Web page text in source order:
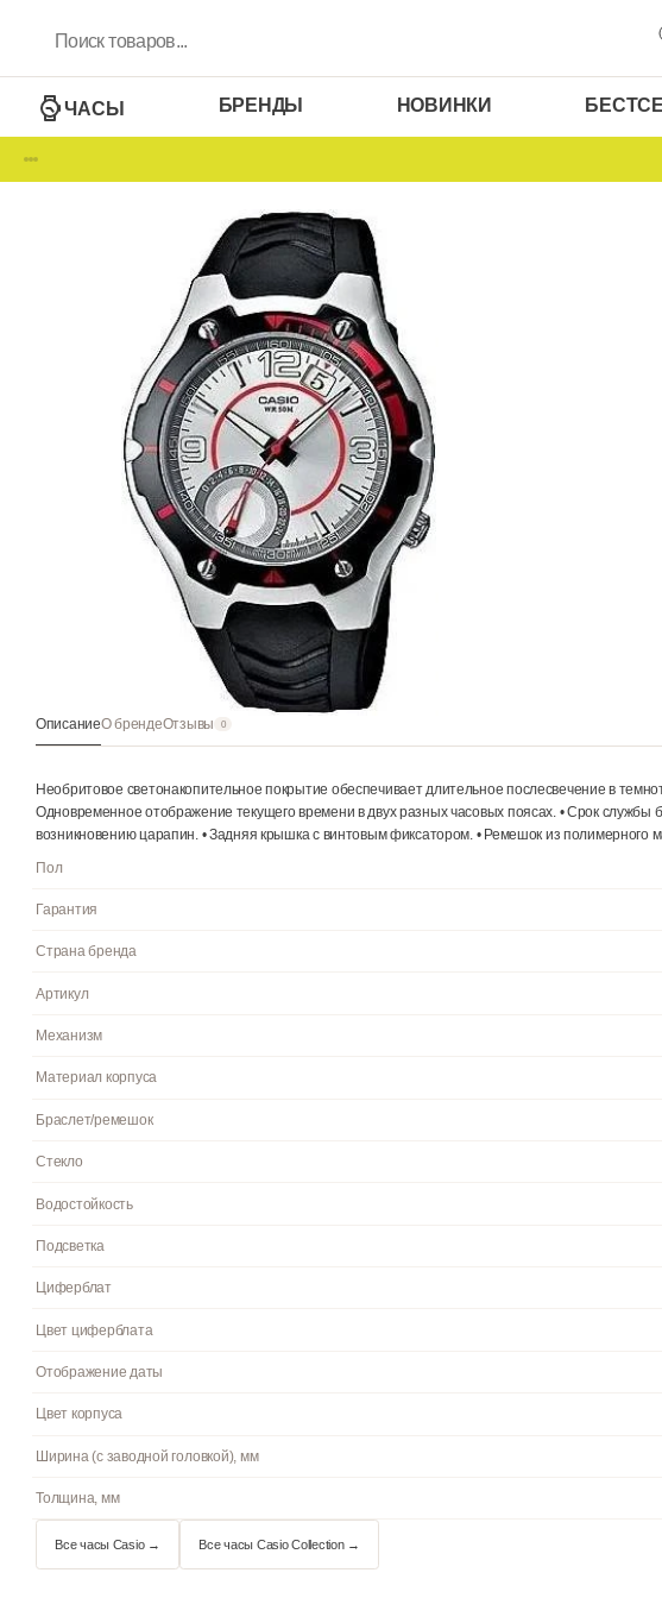
ЧАСЫ БРЕНДЫ НОВИНКИ
Одновременное отображение текущего времени в двух разных часовых поясах.
Гарантия
Страна бренда
Артикул
Механизм
Стекло
Водостойкость
Подсветка
Циферблат
Цвет циферблата